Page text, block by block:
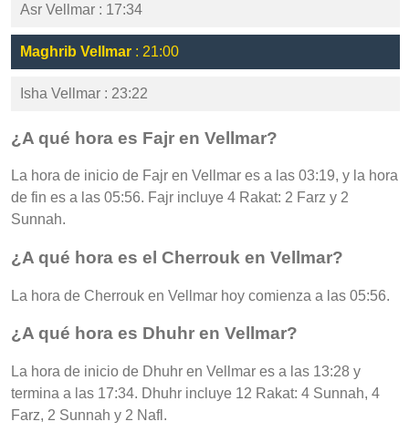
Asr Vellmar : 17:34
Maghrib Vellmar : 21:00
Isha Vellmar : 23:22
¿A qué hora es Fajr en Vellmar?
La hora de inicio de Fajr en Vellmar es a las 03:19, y la hora
de fin es a las 05:56. Fajr incluye 4 Rakat: 2 Farz y 2
Sunnah.
¿A qué hora es el Cherrouk en Vellmar?
La hora de Cherrouk en Vellmar hoy comienza a las 05:56.
¿A qué hora es Dhuhr en Vellmar?
La hora de inicio de Dhuhr en Vellmar es a las 13:28 y
termina a las 17:34. Dhuhr incluye 12 Rakat: 4 Sunnah, 4
Farz, 2 Sunnah y 2 Nafl.